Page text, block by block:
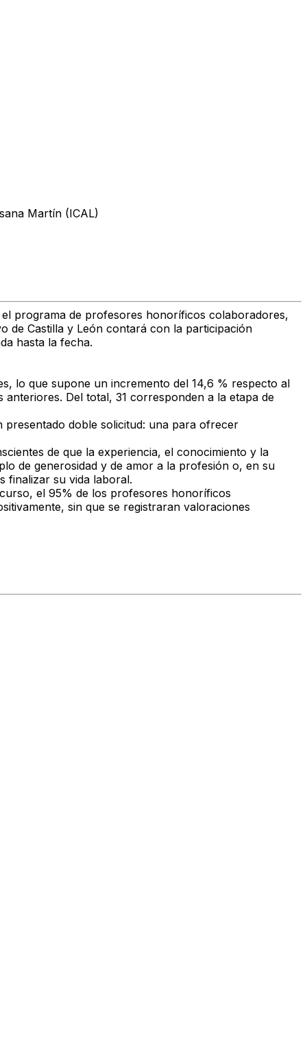
Martín (ICAL)
programa de profesores honoríficos colaboradores,
de Castilla y León contará con la participación
hasta la fecha.
lo que supone un incremento del 14,6 % respecto al
Del total, 31 corresponden a la etapa de
presentado doble solicitud: una para ofrecer
de que la experiencia, el conocimiento y la
de generosidad y de amor a la profesión o, en su
finalizar su vida laboral.
el 95% de los profesores honoríficos
sin que se registraran valoraciones